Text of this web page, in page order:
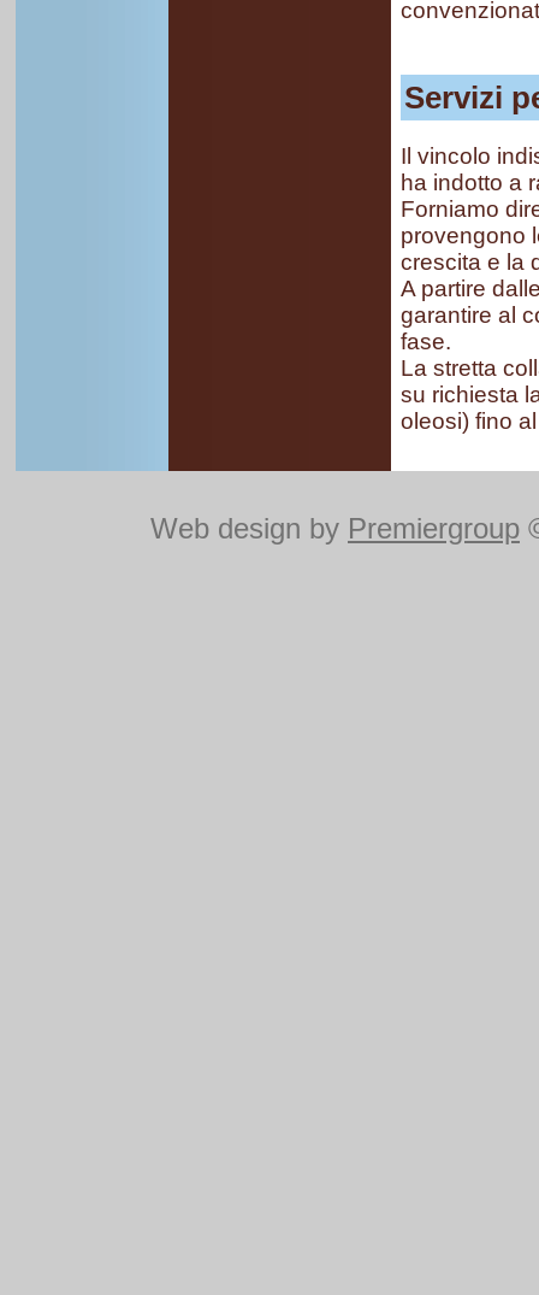
Servizi
Il vincolo
ha indotto a
Forniamo
provengono
crescita e la
A partire
garantire al
fase.
La stretta
su richiesta
oleosi) fino
Web design by Premiergroup